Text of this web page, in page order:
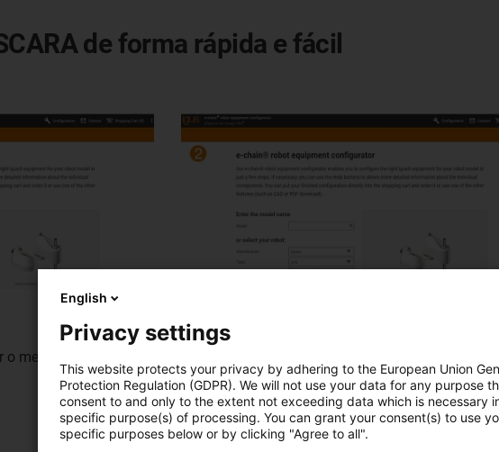
de forma rápida e fácil
menu ou a
English
Privacy settings
This website protects your privacy by adhering to the European Union
Protection Regulation (GDPR). We will not use your data for any purpose
consent to and only to the extent not exceeding data which is necessary
specific purpose(s) of processing. You can grant your consent(s) to use
specific purposes below or by clicking "Agree to all".